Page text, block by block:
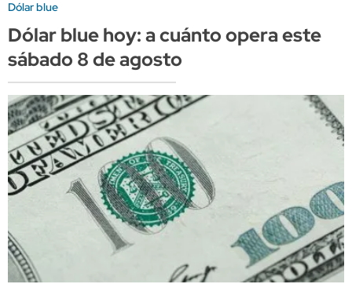
Dólar blue
Dólar blue hoy: a cuánto opera este
sábado 8 de agosto